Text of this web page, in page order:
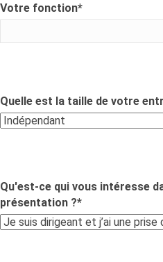
Votre fonction*
Quelle est la taille de votre
Qu'est-ce qui vous intéresse
présentation ?*